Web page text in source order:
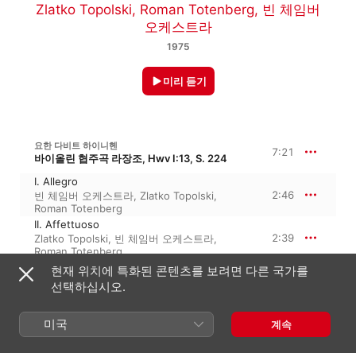
Zlatko Topolski, Roman Totenberg, 빈 체임버
오케스트라
1975
미리 듣기
요한 다비트 하이니헨
바이올린 협주곡 라장조, Hwv I:13, S. 224 7:21
I. Allegro
빈 체임버 오케스트라, Zlatko Topolski,
Roman Totenberg
2:46
II. Affettuoso
Zlatko Topolski, 빈 체임버 오케스트라,
Roman Totenberg
2:39
III. Presto
빈 체임버 오케스트라
Roman Totenberg
1:55
요한 게오르크 피젠델
Violin Concerto E-Flat Major, Jung I.3
현재 위치에 특화된 콘텐츠를 보려면 다른 국가를
선택하십시오.
미국 계속